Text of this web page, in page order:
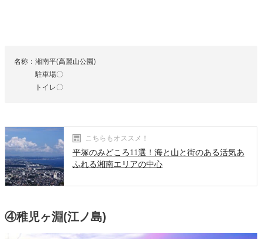
名称：湘南平(高麗山公園)
駐車場〇
トイレ〇
こちらもオススメ！
平塚のみどころ11選！海と山と街のある活気あ
ふれる湘南エリアの中心
④稚児ヶ淵(江ノ島)